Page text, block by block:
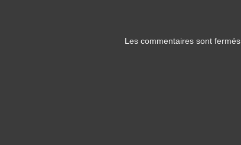
Les commentaires sont fermés.